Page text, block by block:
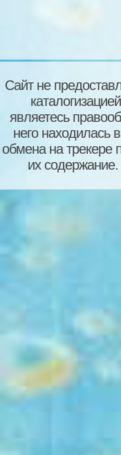
Сайт не
являетесь
него находилась
обмена на трекере
их